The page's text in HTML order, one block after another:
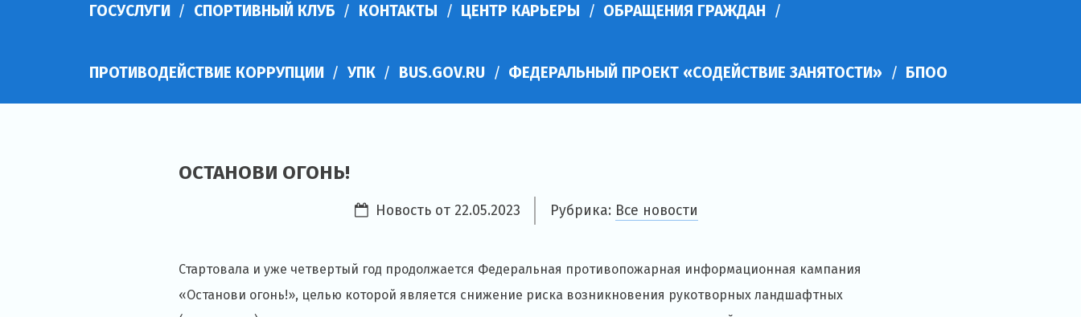
ГОСУСЛУГИ СПОРТИВНЫЙ КЛУБ КОНТАКТЫ ЦЕНТР КАРЬЕРЫ ОБРАЩЕНИЯ ГРАЖДАН
ПРОТИВОДЕЙСТВИЕ КОРРУПЦИИ УПК BUS.GOV.RU ФЕДЕРАЛЬНЫЙ ПРОЕКТ «СОДЕЙСТВИЕ ЗАНЯТОСТИ» БПОО
ОСТАНОВИ ОГОНЬ!
Новость от 22.05.2023 Рубрика: Все новости
Стартовала и уже четвертый год продолжается Федеральная противопожарная информационная кампания
«Останови огонь!», целью которой является снижение риска возникновения рукотворных ландшафтных